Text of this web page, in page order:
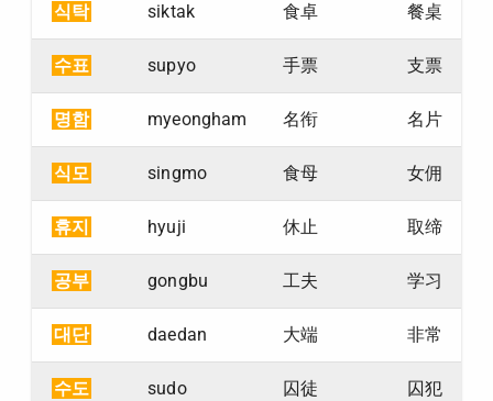
식탁 siktak 食卓 餐桌
수표 supyo 手票 支票
명함 myeongham 名衔 名片
식모 singmo 食母 女佣
휴지 hyuji 休止 取缔
공부 gongbu 工夫 学习
대단 daedan 大端 非常
수도 sudo 囚徒 囚犯